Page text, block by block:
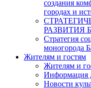
создания
городах и
РАЗВИТИЯ
Стратегия
моногорода
Жителям и гостям
Жителям и
Информация
Новости